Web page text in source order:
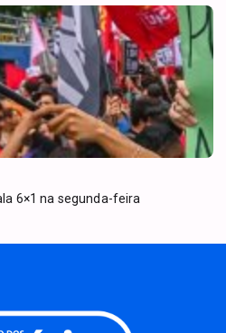
6×1 na segunda-feira